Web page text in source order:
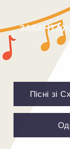
Пісні зі